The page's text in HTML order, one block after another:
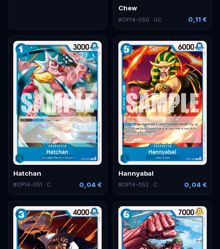
Chew
#OP14-050 · UC 0,11 €
Hatchan
#OP14-051 · C 0,04 €
Hannyabal
#OP14-052 · C 0,04 €